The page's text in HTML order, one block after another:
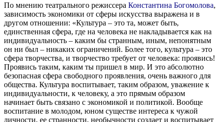
По мнению театрального режиссера Константина Богомолова,
зависимость экономики от сферы искусства выражена и в
другом отношении: «Культура – это та, может быть,
единственная сфера, где на человека не накладывается как на
индивидуальность – каким бы странным, иным, непонятным
он ни был – никаких ограничений. Более того, культура – это
сфера творчества, и творчество требует от человека: проявись!
Проявись таким, каким ты пришел в мир. И это абсолютно
безопасная сфера свободного проявления, очень важного для
общества. Культура воспитывает, таким образом, уважение к
индивидуальности, к человеку, а это прямым образом
начинает быть связано с экономикой и политикой. Вообще
воспитание в молодом, юном существе интереса к чужой
личности, ее странности, необычности создает и воспитывает